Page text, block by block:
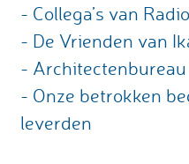
- Collega’s van
- De Vrienden van
-
- Onze betrokken
leverden